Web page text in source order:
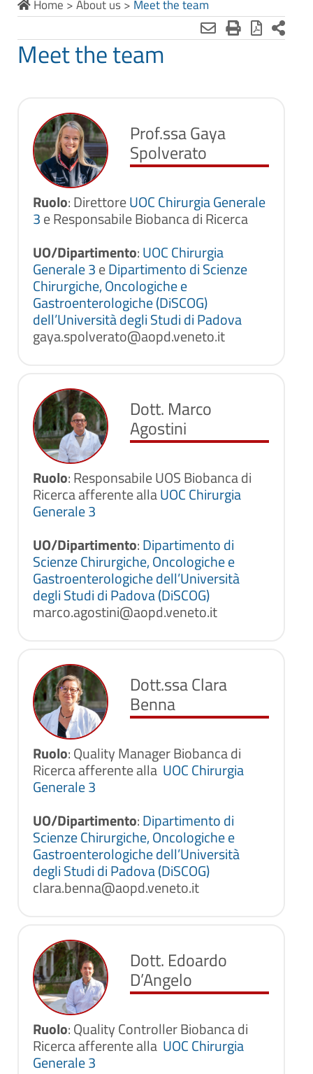
Home > About us > Meet the team
Meet the team
Prof.ssa Gaya
Spolverato
Ruolo: DirettoreUOC Chirurgia Generale
3e Responsabile Biobanca di Ricerca
UO/Dipartimento:UOC Chirurgia
Generale 3eDipartimento di Scienze
Chirurgiche, Oncologiche e
Gastroenterologiche (DiSCOG)
dell’Università degli Studi di Padova
gaya.spolverato@aopd.veneto.it
Dott. Marco
Agostini
Ruolo: Responsabile UOS Biobanca di
Ricerca afferente allaUOC Chirurgia
Generale 3
UO/Dipartimento:Dipartimento di
Scienze Chirurgiche, Oncologiche e
Gastroenterologiche dell’Università
degli Studi di Padova (DiSCOG)
marco.agostini@aopd.veneto.it
Dott.ssa Clara
Benna
Ruolo: Quality Manager Biobanca di
Ricerca afferente alla UOC Chirurgia
Generale 3
UO/Dipartimento:Dipartimento di
Scienze Chirurgiche, Oncologiche e
Gastroenterologiche dell’Università
degli Studi di Padova (DiSCOG)
clara.benna@aopd.veneto.it
Dott. Edoardo
D’Angelo
Ruolo: Quality Controller Biobanca di
Ricerca afferente alla UOC Chirurgia
Generale 3